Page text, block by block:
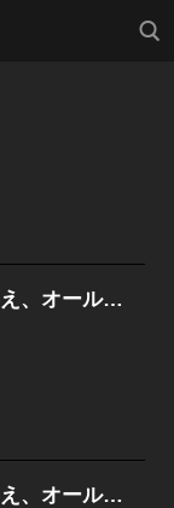
検索
ヒロイン？聖女？いいえ、オールワークスメイドです（誇）！@COMIC
ヒロイン？聖女？いいえ、オールワークスメイドです（誇）！@COMIC